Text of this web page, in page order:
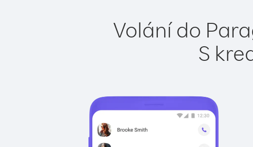
Volání do
S